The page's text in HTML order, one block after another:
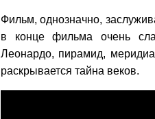
Фильм, однозначно,
в конце фильма очень
Леонардо, пирамид,
раскрывается тайна веков.